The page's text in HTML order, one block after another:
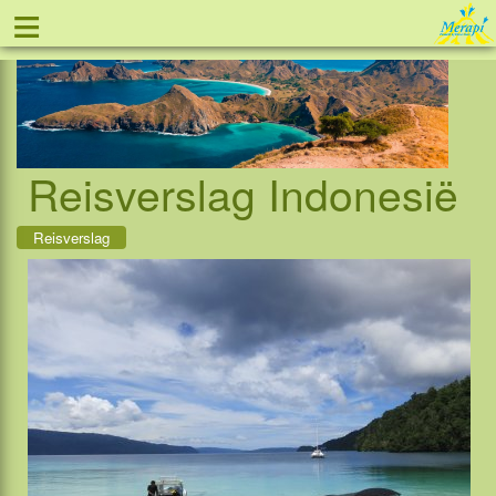
≡ Tel: 088 - 81 11 999
Reisverslag Indonesië
Reisverslag